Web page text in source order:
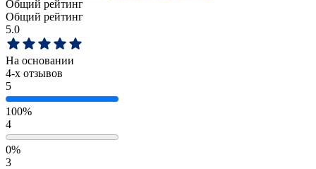
Общий рейтинг
Общий рейтинг
5.0
На основании
4-х отзывов
5
100%
4
0%
3